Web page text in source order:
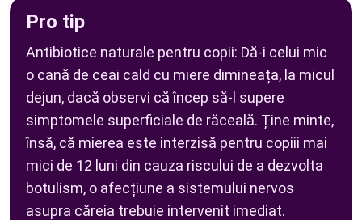
Pro tip
Antibiotice naturale pentru copii: Dă-i celui mic
o cană de ceai cald cu miere dimineața, la micul
dejun, dacă observi că încep să-l supere
simptomele superficiale de răceală. Ține minte,
însă, că mierea este interzisă pentru copiii mai
mici de 12 luni din cauza riscului de a dezvolta
botulism, o afecțiune a sistemului nervos
asupra căreia trebuie intervenit imediat.